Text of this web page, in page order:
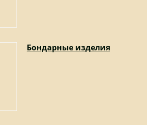
Бондарные изделия